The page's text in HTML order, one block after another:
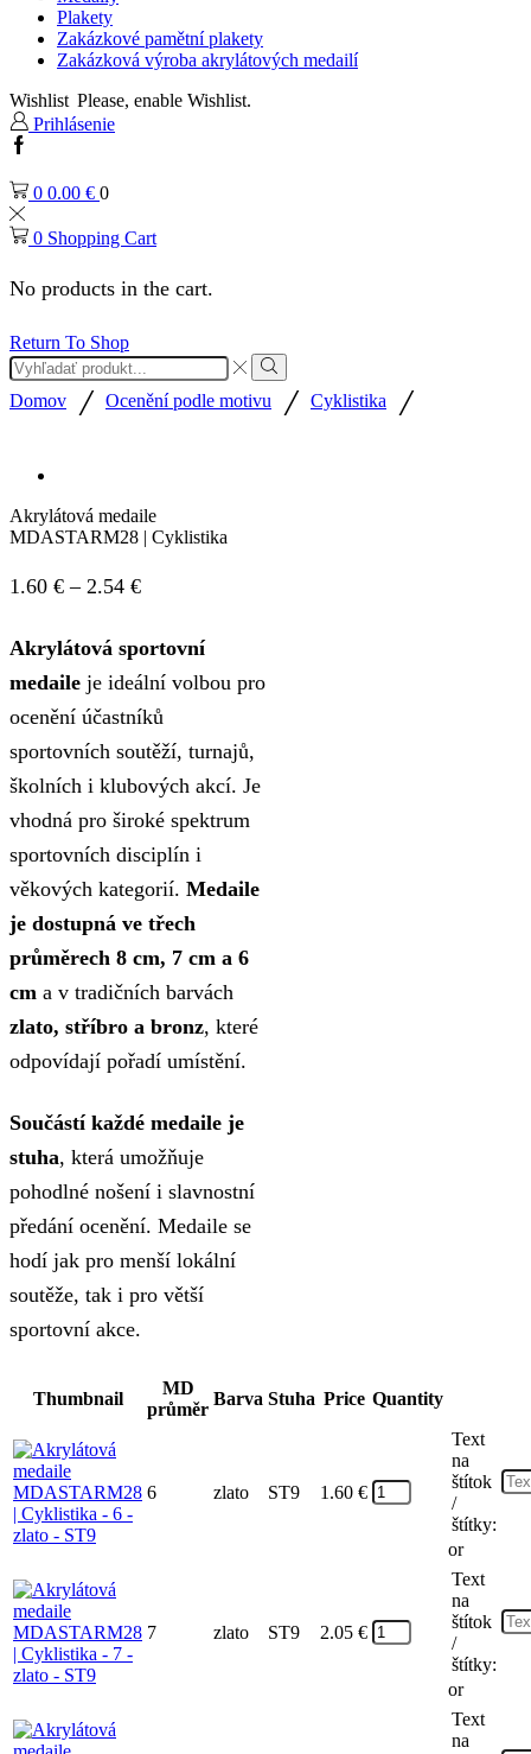
Plakety
Zakázkové pamětní plakety
Zakázková výroba akrylátových medailí
Wishlist Please, enable Wishlist.
Prihlásenie
Facebook
0 0.00 € 0
0 Shopping Cart
No products in the cart.
Return To Shop
Search
input
Search
Domov / Ocenění podle motivu / Cyklistika /
Akrylátová medaile
MDASTARM28 | Cyklistika
1.60 € – 2.54 €Price
1.60 €
through
2.54 €
Akrylátová sportovní
medaile je ideální volbou pro
ocenění účastníků
sportovních soutěží, turnajů,
školních i klubových akcí. Je
vhodná pro široké spektrum
sportovních disciplín i
věkových kategorií. Medaile
je dostupná ve třech
průměrech 8 cm, 7 cm a 6
cm a v tradičních barvách
zlato, stříbro a bronz, které
odpovídají pořadí umístění.
Součástí každé medaile je
stuha, která umožňuje
pohodlné nošení i slavnostní
předání ocenění. Medaile se
hodí jak pro menší lokální
soutěže, tak i pro větší
sportovní akce.
Thumbnail
MD
průměr
Barva Stuha Price Quantity
6 zlato ST9 1.60 €
Text
na
štítok
/
štítky:
or
7 zlato ST9 2.05 €
Text
na
štítok
/
štítky:
or
Text
na